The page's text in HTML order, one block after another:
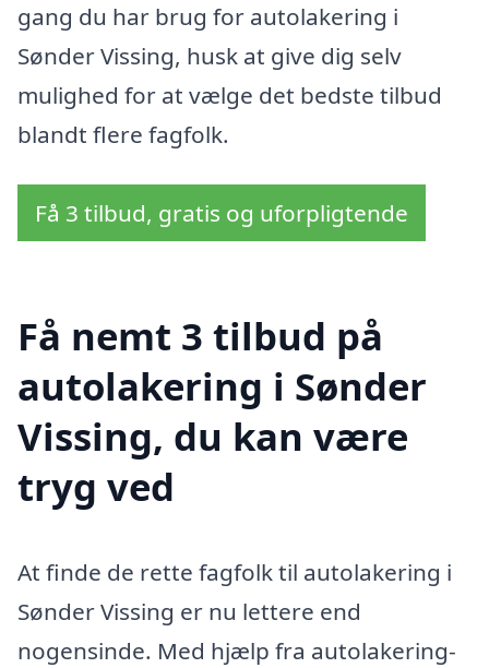
gang du har brug for autolakering i
Sønder Vissing, husk at give dig selv
mulighed for at vælge det bedste tilbud
blandt flere fagfolk.
Få 3 tilbud, gratis og uforpligtende
Få nemt 3 tilbud på
autolakering i Sønder
Vissing, du kan være
tryg ved
At finde de rette fagfolk til autolakering i
Sønder Vissing er nu lettere end
nogensinde. Med hjælp fra autolakering-